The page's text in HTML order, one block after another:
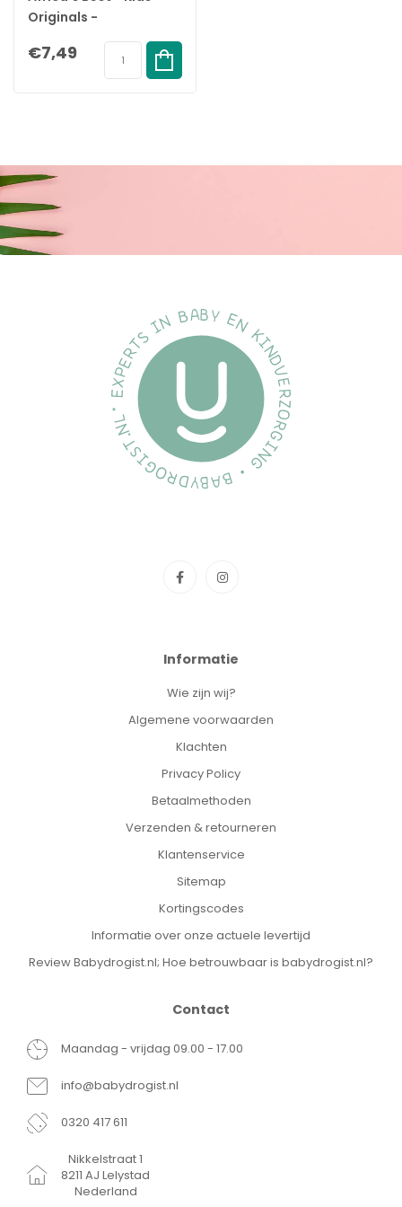
Originals -
Conditioning Shampoo
- 355ml
€7,49
Informatie
Wie zijn wij?
Algemene voorwaarden
Klachten
Privacy Policy
Betaalmethoden
Verzenden & retourneren
Klantenservice
Sitemap
Kortingscodes
Informatie over onze actuele levertijd
Review Babydrogist.nl; Hoe betrouwbaar is babydrogist.nl?
Contact
Maandag - vrijdag 09.00 - 17.00
info@babydrogist.nl
0320 417 611
Nikkelstraat 1
8211 AJ Lelystad
Nederland